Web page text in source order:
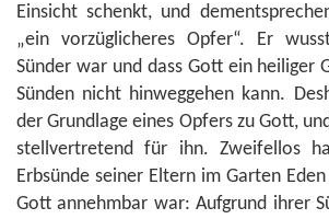
Einsicht schenkt, und
„ein vorzüglicheres Opfer“. Er
Sünder war und dass Gott ein heiliger
Sünden nicht hinweggehen kann.
der Grundlage eines Opfers zu Gott,
stellvertretend für ihn. Zweifellos
Erbsünde seiner Eltern im Garten
Gott annehmbar war: Aufgrund ihrer